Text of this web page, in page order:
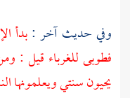
وفي حديث آخر :بدأ
فطوبى للغرباء قيل :
يحيون سنتي ويعلمونها